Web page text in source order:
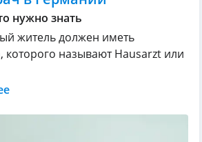
нужно знать
житель должен иметь
которого называют Hausarzt или